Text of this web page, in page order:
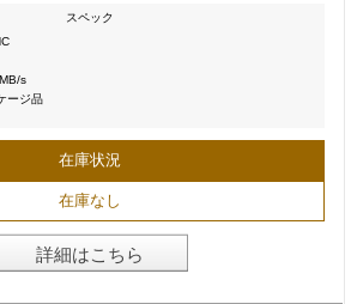
スペック
s
ージ品
在庫状況
在庫なし
詳細はこちら